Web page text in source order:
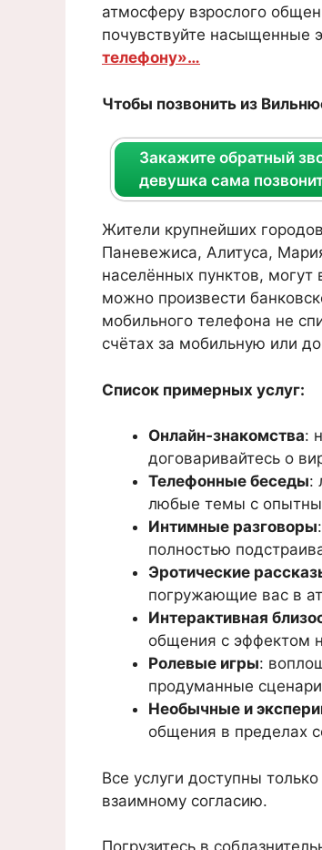
атмосферу взрослого
почувствуйте насыщенные
телефону»…
Чтобы позвонить из
Закажите обратный
девушка сама
Жители крупнейших
Паневежиса, Алитуса,
населённых пунктов, могут
можно произвести
мобильного телефона не
счётах за мобильную или
Список примерных услуг:
Онлайн‑знакомства:
договаривайтесь о
Телефонные беседы:
любые темы с
Интимные разговоры
полностью
Эротические
погружающие вас в
Интерактивная
общения с эффектом
Ролевые игры:
продуманные
Необычные и
общения в пределах
Все услуги доступны
взаимному согласию.